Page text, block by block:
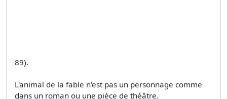
89).
L'animal de la fable n'est pas un personnage comme
dans un roman ou une pièce de théâtre.